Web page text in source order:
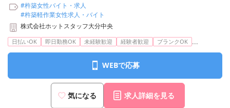
#杵築女性バイト・求人
#杵築軽作業女性求人・バイト
株式会社ホットスタッフ大分中央
日払いOK 即日勤務OK 未経験歓迎 経験者歓迎 ブランクOK ...
WEBで応募
気になる 求人詳細を見る